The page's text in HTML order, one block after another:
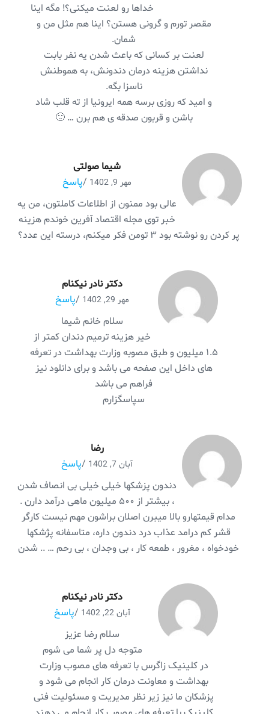
خداها رو لعنت میکنی؟! مگه اینا
مقصر تورم و گرونی هستن؟ اینا هم مثل من و
شمان.
لعنت بر کسانی که باعث شدن یه نفر بابت
نداشتن هزینه درمان دندونش، به هموطنش
ناسزا بگه.
و امید که روزی برسه همه ایرونیا از ته قلب شاد
باشن و قربون صدقه ی هم برن … 🙂
شیما صولتی
مهر 9, 1402 /پاسخ
عالی بود ممنون از اطلاعات کاملتون، من یه
خبر توی مجله اقتصاد آفرین خوندم هزینه
پر کردن رو نوشته بود ۳ تومن فکر میکنم، درسته این عدد؟
دکتر نادر نیکنام
مهر 29, 1402 /پاسخ
سلام خانم شیما
خیر هزینه ترمیم دندان کمتر از
۱.۵ میلیون و طبق مصوبه وزارت بهداشت در تعرفه
های داخل این صفحه می باشد و برای دانلود نیز
فراهم می باشد
سپاسگزارم
رضا
آبان 7, 1402 /پاسخ
دندون پزشکها خیلی خیلی بی انصاف شدن
، بیشتر از ۵۰۰ میلیون ماهی درآمد دارن .
مدام قیمتهارو بالا میبرن اصلان براشون مهم نیست کارگر
قشر کم درامد عذاب درد دندون داره‌، متاسفانه پژشکها
خودخواه ، مغرور ، طمعه کار ، بی وجدان ، بی رحم … .. شدن
دکتر نادر نیکنام
آبان 22, 1402 /پاسخ
سلام رضا عزیز
متوجه دل پر شما می شوم
در کلینیک زاگرس با تعرفه های مصوب وزارت
بهداشت و معاونت درمان کار انجام می شود و
پزشکان ما نیز زیر نظر مدیریت و مسئولیت فنی